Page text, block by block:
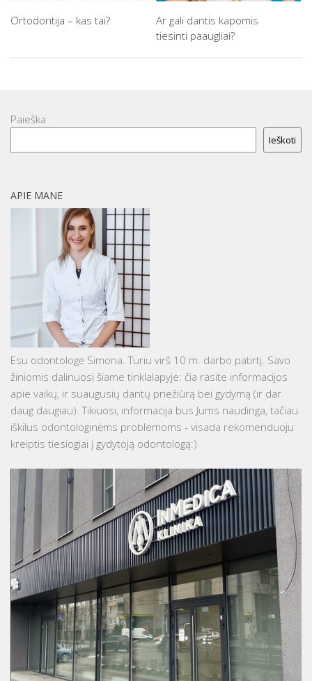
Ortodontija – kas tai?
Ar gali dantis kapomis
tiesinti paaugliai?
Paieška
Ieškoti
APIE MANE
Esu odontologė Simona. Turiu virš 10 m. darbo patirtį. Savo
žiniomis dalinuosi šiame tinklalapyje: čia rasite informacijos
apie vaikų, ir suaugusių dantų priežiūrą bei gydymą (ir dar
daug daugiau). Tikiuosi, informacija bus Jums naudinga, tačiau
iškilus odontologinėms problemoms - visada rekomenduoju
kreiptis tiesiogiai į gydytoją odontologą:)